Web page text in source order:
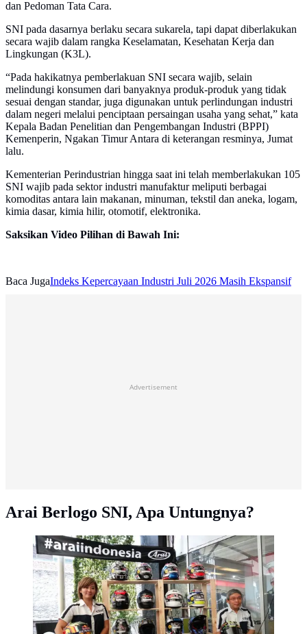
dan Pedoman Tata Cara.
SNI pada dasarnya berlaku secara sukarela, tapi dapat diberlakukan
secara wajib dalam rangka Keselamatan, Kesehatan Kerja dan
Lingkungan (K3L).
“Pada hakikatnya pemberlakuan SNI secara wajib, selain
melindungi konsumen dari banyaknya produk-produk yang tidak
sesuai dengan standar, juga digunakan untuk perlindungan industri
dalam negeri melalui penciptaan persaingan usaha yang sehat,” kata
Kepala Badan Penelitian dan Pengembangan Industri (BPPI)
Kemenperin, Ngakan Timur Antara di keterangan resminya, Jumat
lalu.
Kementerian Perindustrian hingga saat ini telah memberlakukan 105
SNI wajib pada sektor industri manufaktur meliputi berbagai
komoditas antara lain makanan, minuman, tekstil dan aneka, logam,
kimia dasar, kimia hilir, otomotif, elektronika.
Saksikan Video Pilihan di Bawah Ini:
Baca JugaIndeks Kepercayaan Industri Juli 2026 Masih Ekspansif
Advertisement
Arai Berlogo SNI, Apa Untungnya?